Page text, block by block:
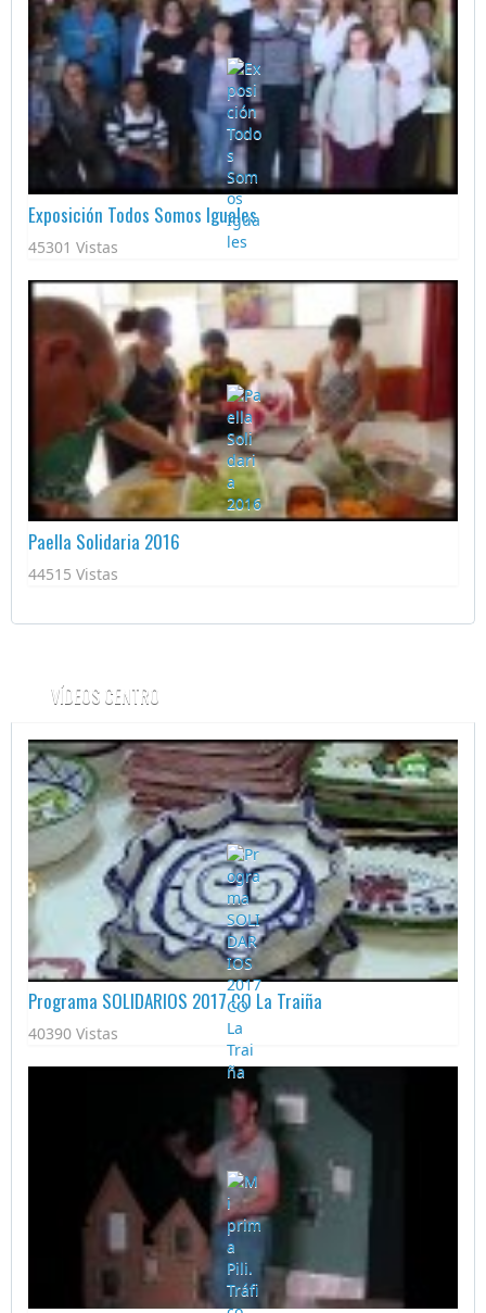
Exposición Todos Somos Iguales
45301 Vistas
Paella Solidaria 2016
44515 Vistas
VÍDEOS CENTRO
Programa SOLIDARIOS 2017 CO La Traiña
40390 Vistas